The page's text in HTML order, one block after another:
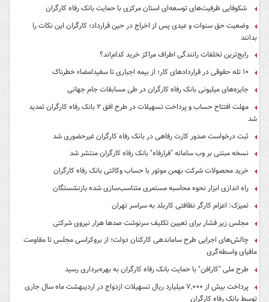
شکوفایی ظرفیت‌های توسعه‌ای استان مرکزی با حمایت بانک رفاه کارگران
وضعیت حق سنوات و عیدی پس از اخراج در حین قرارداد؛ کارگران این نکات را
بدانند
رایج‌ترین تخلفات رانندگی اطراف مراکز خرید کدام‌اند؟
۱۰ تله حقوقی در قراردادهای کار؛ از بیمه اجباری تا سفیدامضاء خطرناک
جایزه‌های میلیونی بانک رفاه کارگران در طی مسابقات جام جهانی
مهلت افتتاح حساب و پرداخت تسهیلات در طرح افق ۲ بانک رفاه کارگران تمدید
شد
ثبت درخواست صدور کارت رفاهی در بانک رفاه کارگران غیرحضوری شد
نسخه مبتنی بر وب سامانه "فرارفاه" بانک رفاه کارگران منتشر شد
خرید محصولات شرکت بهمن موتور با حساب وکالتی بانک رفاه کارگران
راه اندازی ابزار نحوه محاسبه مستمری متناسب‌سازی شده بازنشستگان
تمیزک: اعزام کارگر نظافتی کاربلد به سراسر تهران
مجلس زیر فشار برای تعیین تکلیف سرنوشت صدها هزار نیروی شرکتی
چالش‌های اجرایی طرح ساماندهی کارکنان دولت؛ از بروکراسی مجلس تا مقاومت
مافیای واسطه‌گری
طرح ملی "کارافن" با حمایت بانک رفاه کارگران به بهره‌برداری رسید
پرداخت بیش از ۷,۰۰۰ میلیارد ریال تسهیلات ازدواج در اردیبهشت ماه سال جاری
توسط بانک رفاه کارگران